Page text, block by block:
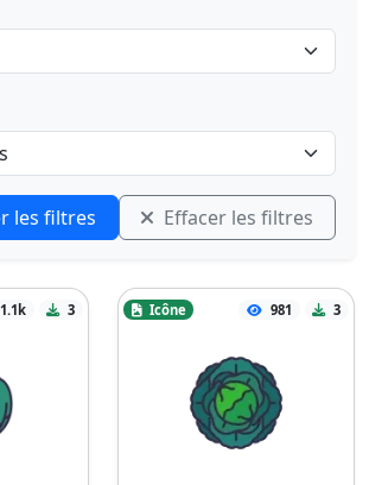
les filtres Effacer les filtres
1.1k 3 Icône 981 3